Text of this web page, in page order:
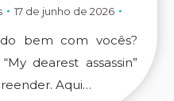
17 de junho de 2026
bem com vocês?
dearest assassin”
Aqui…